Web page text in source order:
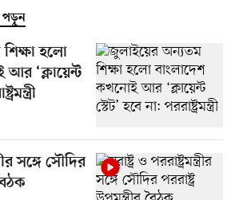
পড়ুন
হলো
‘ক্লায়েন্ট
সঙ্গে সৌদির